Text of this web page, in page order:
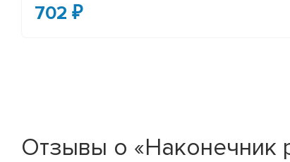
702 ₽
Отзывы о «Наконечник